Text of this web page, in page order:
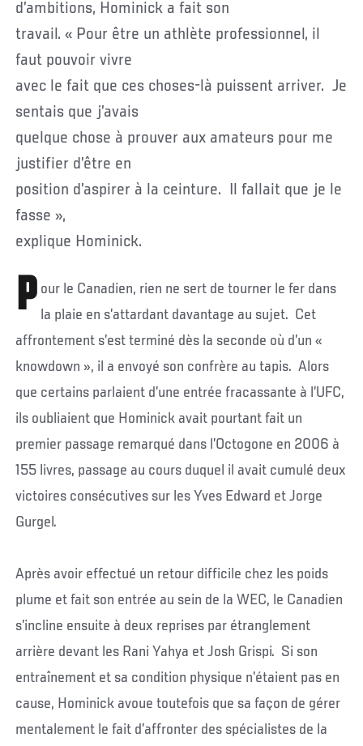
d’ambitions, Hominick a fait son
travail. « Pour être un athlète professionnel, il
faut pouvoir vivre
avec le fait que ces choses-là puissent arriver. Je
sentais que j’avais
quelque chose à prouver aux amateurs pour me
justifier d’être en
position d’aspirer à la ceinture. Il fallait que je le
fasse »,
explique Hominick.
P our le Canadien, rien ne sert de tourner le fer dans
la plaie en s’attardant davantage au sujet. Cet
affrontement s’est terminé dès la seconde où d’un «
knowdown », il a envoyé son confrère au tapis. Alors
que certains parlaient d’une entrée fracassante à l’UFC,
ils oubliaient que Hominick avait pourtant fait un
premier passage remarqué dans l’Octogone en 2006 à
155 livres, passage au cours duquel il avait cumulé deux
victoires consécutives sur les Yves Edward et Jorge
Gurgel.
Après avoir effectué un retour difficile chez les poids
plume et fait son entrée au sein de la WEC, le Canadien
s’incline ensuite à deux reprises par étranglement
arrière devant les Rani Yahya et Josh Grispi. Si son
entraînement et sa condition physique n’étaient pas en
cause, Hominick avoue toutefois que sa façon de gérer
mentalement le fait d’affronter des spécialistes de la